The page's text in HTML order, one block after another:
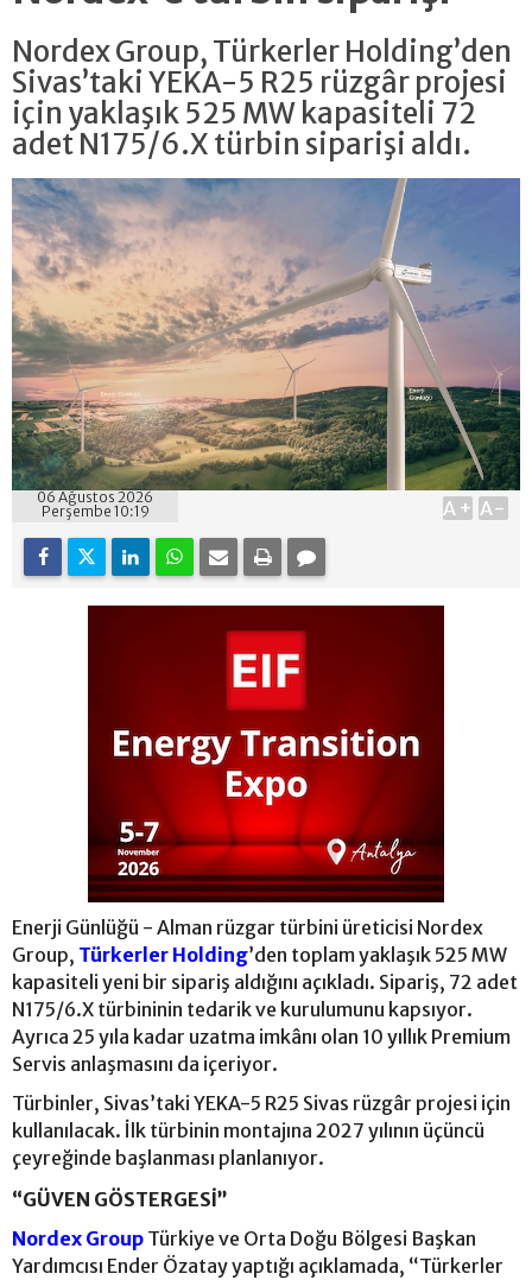
Nordex Group, Türkerler Holding’den
Sivas’taki YEKA-5 R25 rüzgâr projesi
için yaklaşık 525 MW kapasiteli 72
adet N175/6.X türbin siparişi aldı.
06 Ağustos 2026
Perşembe 10:19
A+ A-
Enerji Günlüğü - Alman rüzgar türbini üreticisi Nordex
Group, Türkerler Holding’den toplam yaklaşık 525 MW
kapasiteli yeni bir sipariş aldığını açıkladı. Sipariş, 72 adet
N175/6.X türbininin tedarik ve kurulumunu kapsıyor.
Ayrıca 25 yıla kadar uzatma imkânı olan 10 yıllık Premium
Servis anlaşmasını da içeriyor.
Türbinler, Sivas’taki YEKA-5 R25 Sivas rüzgâr projesi için
kullanılacak. İlk türbinin montajına 2027 yılının üçüncü
çeyreğinde başlanması planlanıyor.
“GÜVEN GÖSTERGESİ”
Nordex Group Türkiye ve Orta Doğu Bölgesi Başkan
Yardımcısı Ender Özatay yaptığı açıklamada, “Türkerler